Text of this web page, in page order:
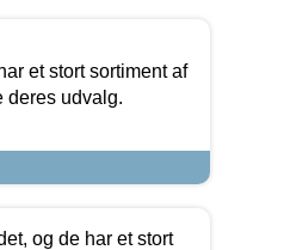
et stort sortiment af
deres udvalg.
og de har et stort